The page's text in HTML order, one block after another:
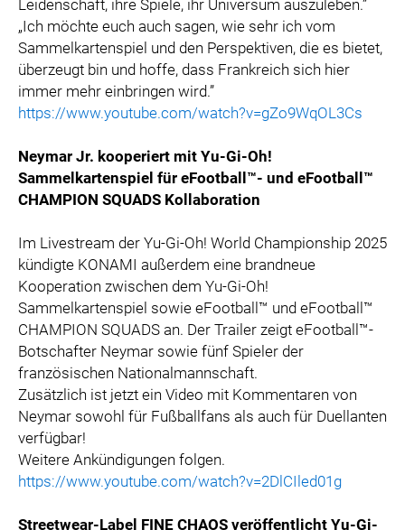
Leidenschaft, ihre Spiele, ihr Universum auszuleben.”
„Ich möchte euch auch sagen, wie sehr ich vom
Sammelkartenspiel und den Perspektiven, die es bietet,
überzeugt bin und hoffe, dass Frankreich sich hier
immer mehr einbringen wird.”
https://www.youtube.com/watch?v=gZo9WqOL3Cs
Neymar Jr. kooperiert mit Yu-Gi-Oh!
Sammelkartenspiel für eFootball™- und eFootball™
CHAMPION SQUADS Kollaboration
Im Livestream der Yu-Gi-Oh! World Championship 2025
kündigte KONAMI außerdem eine brandneue
Kooperation zwischen dem Yu-Gi-Oh!
Sammelkartenspiel sowie eFootball™ und eFootball™
CHAMPION SQUADS an. Der Trailer zeigt eFootball™-
Botschafter Neymar sowie fünf Spieler der
französischen Nationalmannschaft.
Zusätzlich ist jetzt ein Video mit Kommentaren von
Neymar sowohl für Fußballfans als auch für Duellanten
verfügbar!
Weitere Ankündigungen folgen.
https://www.youtube.com/watch?v=2DlCIled01g
Streetwear-Label FINE CHAOS veröffentlicht Yu-Gi-